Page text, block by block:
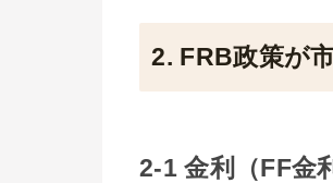
2. FRB政策が
2-1 金利（FF金